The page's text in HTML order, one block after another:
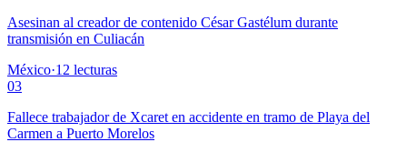
Asesinan al creador de contenido César Gastélum durante
transmisión en Culiacán
México·12 lecturas
03
Fallece trabajador de Xcaret en accidente en tramo de Playa del
Carmen a Puerto Morelos